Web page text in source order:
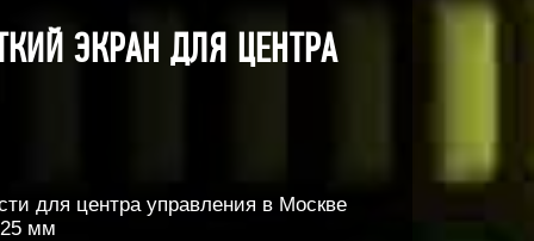
ЭКРАН ДЛЯ ЦЕНТРА
для центра управления в Москве
мм